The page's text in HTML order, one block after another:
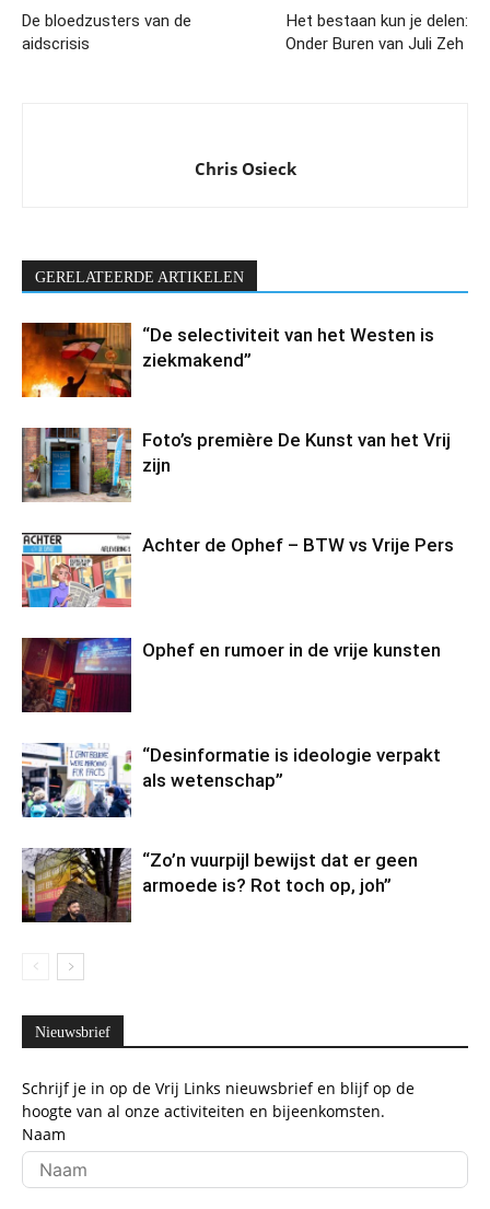
De bloedzusters van de
aidscrisis
Het bestaan kun je delen:
Onder Buren van Juli Zeh
Chris Osieck
GERELATEERDE ARTIKELEN
“De selectiviteit van het Westen is
ziekmakend”
Foto’s première De Kunst van het Vrij
zijn
Achter de Ophef – BTW vs Vrije Pers
Ophef en rumoer in de vrije kunsten
“Desinformatie is ideologie verpakt
als wetenschap”
“Zo’n vuurpijl bewijst dat er geen
armoede is? Rot toch op, joh”
Nieuwsbrief
Schrijf je in op de Vrij Links nieuwsbrief en blijf op de
hoogte van al onze activiteiten en bijeenkomsten.
Naam